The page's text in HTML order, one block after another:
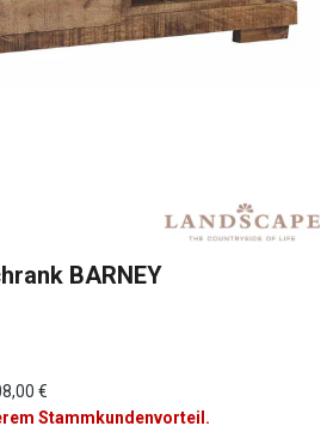
von 0 von 5 Sternen
BARNEY
€
Stammkundenvorteil.